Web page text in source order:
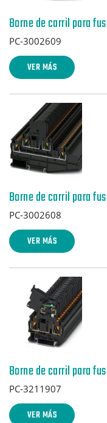
Borne de carril para
PC-3002609
VER MÁS
Borne de carril para
PC-3002608
VER MÁS
Borne de carril para
PC-3211907
VER MÁS